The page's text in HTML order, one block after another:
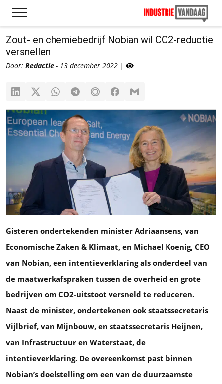
Zout- en chemiebedrijf Nobian wil CO2-reductie
versnellen
Door: Redactie - 13 december 2022 |
Gisteren ondertekenden minister Adriaansens, van
Economische Zaken & Klimaat, en Michael Koenig, CEO
van Nobian, een intentieverklaring als onderdeel van
de maatwerkafspraken tussen de overheid en grote
bedrijven om CO2-uitstoot versneld te reduceren.
Naast de minister, ondertekenen ook staatssecretaris
Vijlbrief, van Mijnbouw, en staatssecretaris Heijnen,
van Infrastructuur en Waterstaat, de
intentieverklaring. De overeenkomst past binnen
Nobian’s doelstelling om een van de duurzaamste